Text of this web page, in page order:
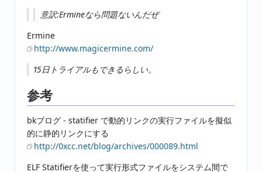
意訳:Ermineなら問題ないんだぜ
Ermine
http://www.magicermine.com/
15日トライアルもできるらしい。
参考
bkブログ - statifier で動的リンクの実行ファイルを擬似
的に静的リンクにする
http://0xcc.net/blog/archives/000089.html
ELF Statifierを使って実行形式ファイルをシステム間で